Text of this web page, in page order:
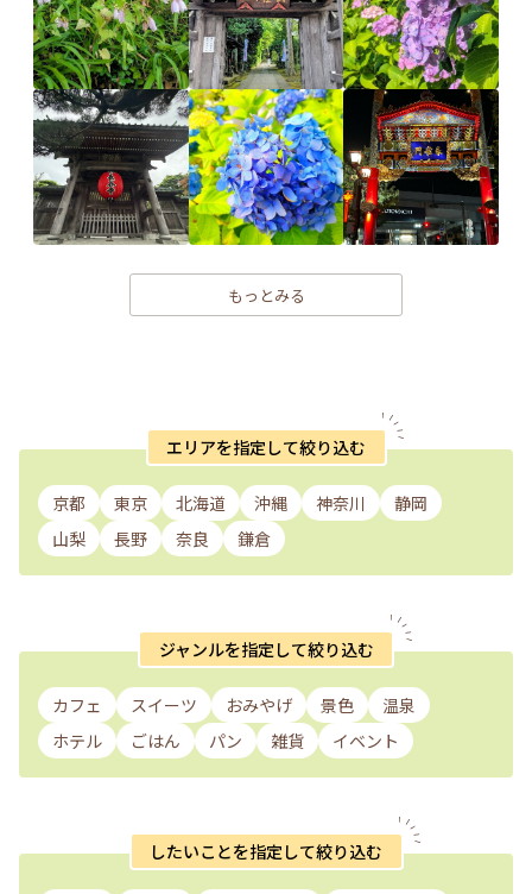
もっとみる
エリアを指定して絞り込む
京都 東京 北海道 沖縄 神奈川
静岡
山梨
長野 奈良 鎌倉
ジャンルを指定して絞り込む
カフェ スイーツ おみやげ 景色
温泉
ホテル
ごはん パン 雑貨 イベント
したいことを指定して絞り込む